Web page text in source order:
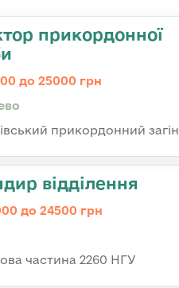
прикордонної
до 25000 грн
прикордонний загін
відділення
до 24500 грн
частина 2260 НГУ